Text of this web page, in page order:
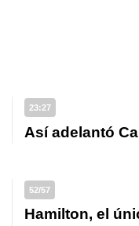
23:27
Así adelantó
52/57
Hamilton, el